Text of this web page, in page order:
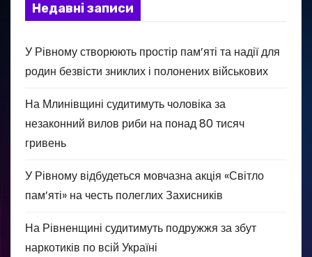
Недавні записи
У Рівному створюють простір пам’яті та надії для
родин безвісти зниклих і полонених військових
На Млинівщині судитимуть чоловіка за
незаконний вилов риби на понад 80 тисяч
гривень
У Рівному відбудеться мовчазна акція «Світло
пам’яті» на честь полеглих Захисників
На Рівненщині судитимуть подружжя за збут
наркотиків по всій Україні